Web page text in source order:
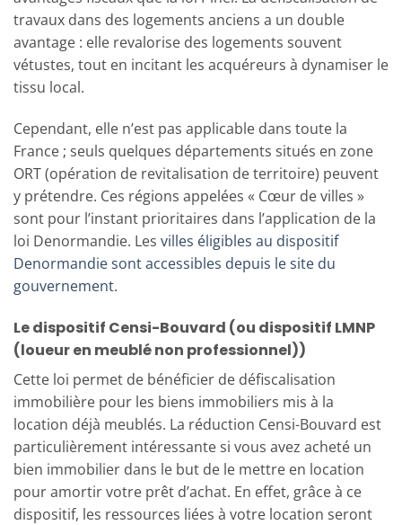
travaux dans des logements anciens a un double
avantage : elle revalorise des logements souvent
vétustes, tout en incitant les acquéreurs à dynamiser le
tissu local.
Cependant, elle n’est pas applicable dans toute la
France ; seuls quelques départements situés en zone
ORT (opération de revitalisation de territoire) peuvent
y prétendre. Ces régions appelées « Cœur de villes »
sont pour l’instant prioritaires dans l’application de la
loi Denormandie. Les villes éligibles au dispositif
Denormandie sont accessibles depuis le site du
gouvernement.
Le dispositif Censi-Bouvard (ou dispositif LMNP
(loueur en meublé non professionnel))
Cette loi permet de bénéficier de défiscalisation
immobilière pour les biens immobiliers mis à la
location déjà meublés. La réduction Censi-Bouvard est
particulièrement intéressante si vous avez acheté un
bien immobilier dans le but de le mettre en location
pour amortir votre prêt d’achat. En effet, grâce à ce
dispositif, les ressources liées à votre location seront